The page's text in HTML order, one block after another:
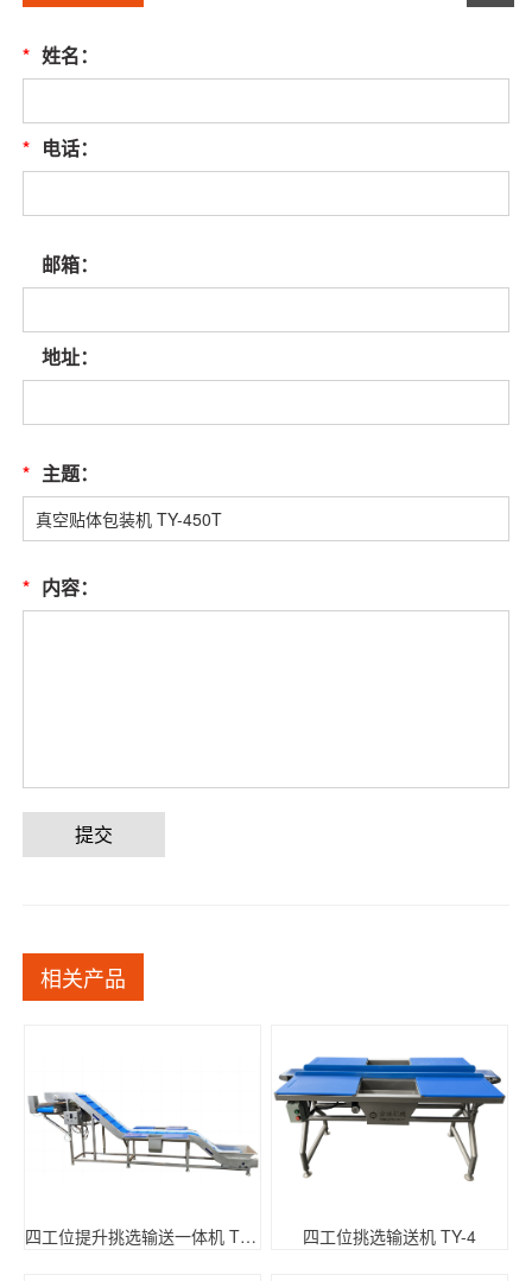
* 姓名：
* 电话：
邮箱：
地址：
* 主题：
* 内容：
提交
相关产品
四工位提升挑选输送一体机 TY-4 四工位挑选输送机 TY-4